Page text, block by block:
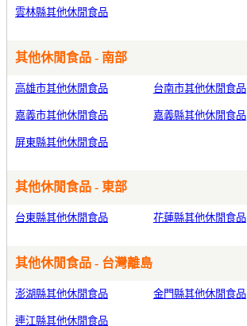
雲林縣其他休閒食品
其他休閒食品 - 南部
高雄市其他休閒食品 台南市其他休閒食品
嘉義市其他休閒食品 嘉義縣其他休閒食品
屏東縣其他休閒食品
其他休閒食品 - 東部
台東縣其他休閒食品 花蓮縣其他休閒食品
其他休閒食品 - 台灣離島
澎湖縣其他休閒食品 金門縣其他休閒食品
連江縣其他休閒食品